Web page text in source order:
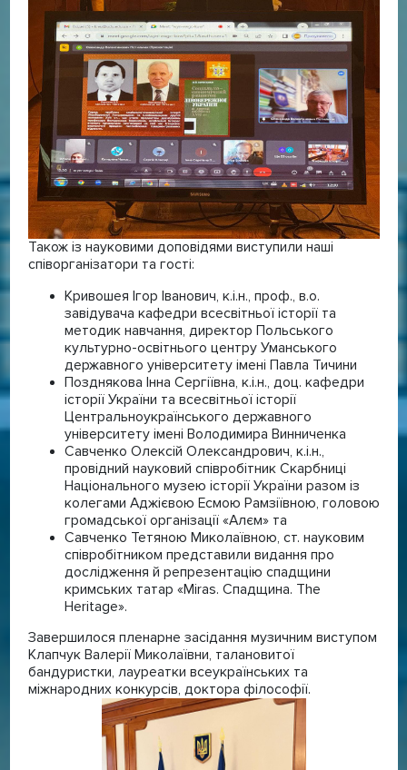
Також із науковими доповідями виступили наші
співорганізатори та гості:
Кривошея Ігор Іванович, к.і.н., проф., в.о.
завідувача кафедри всесвітньої історії та
методик навчання, директор Польського
культурно-освітнього центру Уманського
державного університету імені Павла Тичини
Позднякова Інна Сергіївна, к.і.н., доц. кафедри
історії України та всесвітньої історії
Центральноукраїнського державного
університету імені Володимира Винниченка
Савченко Олексій Олександрович, к.і.н.,
провідний науковий співробітник Скарбниці
Національного музею історії України разом із
колегами Аджієвою Есмою Рамзіївною, головою
громадської організації «Алєм» та
Савченко Тетяною Миколаївною, ст. науковим
співробітником представили видання про
дослідження й репрезентацію спадщини
кримських татар «Miras. Спадщина. The
Heritage».
Завершилося пленарне засідання музичним виступом
Клапчук Валерії Миколаївни, талановитої
бандуристки, лауреатки всеукраїнських та
міжнародних конкурсів, доктора філософії.